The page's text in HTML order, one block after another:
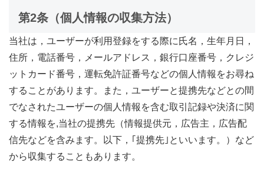
第2条（個人情報の収集方法）
当社は，ユーザーが利用登録をする際に氏名，生年月日，
住所，電話番号，メールアドレス，銀行口座番号，クレジ
ットカード番号，運転免許証番号などの個人情報をお尋ね
することがあります。また，ユーザーと提携先などとの間
でなされたユーザーの個人情報を含む取引記録や決済に関
する情報を,当社の提携先（情報提供元，広告主，広告配
信先などを含みます。以下，｢提携先｣といいます。）など
から収集することもあります。